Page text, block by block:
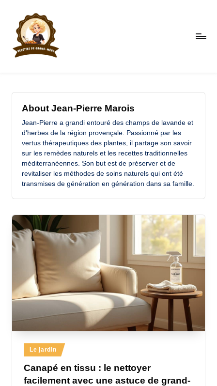
content
g
r
a
n
m
r
recettes
About Jean-Pierre Marois
Jean-Pierre a grandi entouré des champs de lavande et
d'herbes de la région provençale. Passionné par les
vertus thérapeutiques des plantes, il partage son savoir
sur les remèdes naturels et les recettes traditionnelles
méditerranéennes. Son but est de préserver et de
revitaliser les méthodes de soins naturels qui ont été
transmises de génération en génération dans sa famille.
Posted
in
Le jardin
Canapé en tissu : le nettoyer
facilement avec une astuce de grand-